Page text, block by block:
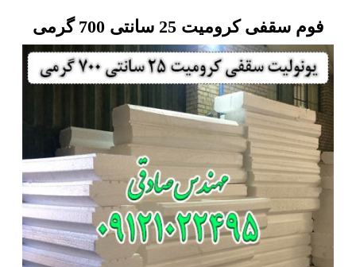
فوم سقفی کرومیت 25 سانتی 700 گرمی